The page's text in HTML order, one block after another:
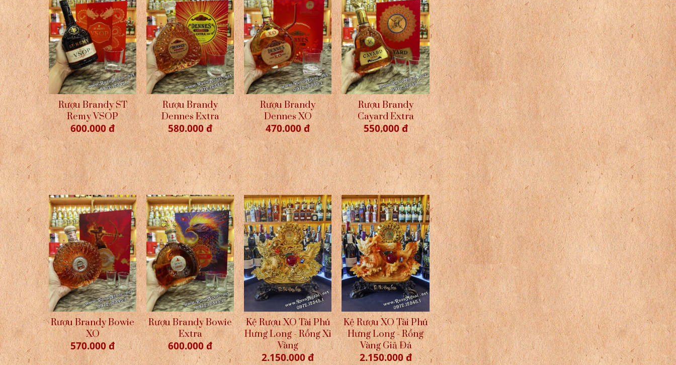
Rượu Brandy ST
Remy VSOP
600.000 đ
Rượu Brandy
Dennes Extra
580.000 đ
Rượu Brandy
Dennes XO
470.000 đ
Rượu Brandy
Cayard Extra
550.000 đ
Rượu Brandy Bowie
XO
570.000 đ
Rượu Brandy Bowie
Extra
600.000 đ
Kệ Rượu XO Tài Phú
Hưng Long - Rồng Xi
Vàng
2.150.000 đ
Kệ Rượu XO Tài Phú
Hưng Long - Rồng
Vàng Giả Đá
2.150.000 đ